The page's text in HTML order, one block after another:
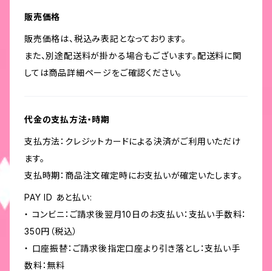
販売価格
販売価格は、税込み表記となっております。
また、別途配送料が掛かる場合もございます。配送料に関
しては商品詳細ページをご確認ください。
代金の支払方法・時期
支払方法：クレジットカードによる決済がご利用いただけ
ます。
支払時期：商品注文確定時にお支払いが確定いたします。
PAY ID あと払い:
・ コンビニ：ご請求後翌月10日のお支払い：支払い手数料：
350円（税込）
・ 口座振替：ご請求後指定口座より引き落とし：支払い手
数料：無料